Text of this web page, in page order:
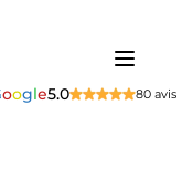
oogle5.0 80 avis